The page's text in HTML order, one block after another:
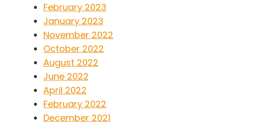
February 2023
January 2023
November 2022
October 2022
August 2022
June 2022
April 2022
February 2022
December 2021